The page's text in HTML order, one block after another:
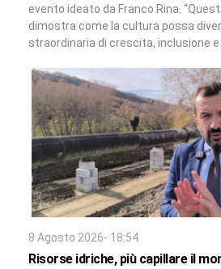
evento ideato da Franco Rina.
dimostra come la cultura possa
straordinaria di crescita, inclusione e
8 Agosto 2026- 18:54
Risorse idriche, più capillare il